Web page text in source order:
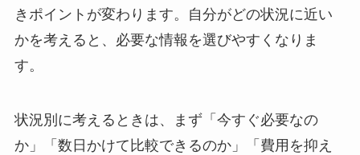
きポイントが変わります。自分がどの状況に近い
かを考えると、必要な情報を選びやすくなりま
す。
状況別に考えるときは、まず「今すぐ必要なの
か」「数日かけて比較できるのか」「費用を抑え